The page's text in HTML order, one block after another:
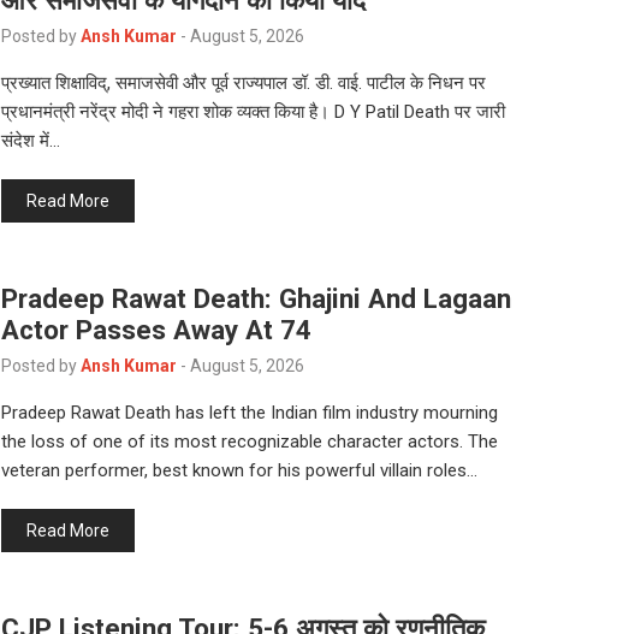
Posted byAnsh Kumar - August 5, 2026
प्रख्यात शिक्षाविद्, समाजसेवी और पूर्व राज्यपाल डॉ. डी. वाई. पाटील के निधन पर
प्रधानमंत्री नरेंद्र मोदी ने गहरा शोक व्यक्त किया है। D Y Patil Death पर जारी
संदेश में…
Read More
Pradeep Rawat Death: Ghajini And Lagaan
Actor Passes Away At 74
Posted byAnsh Kumar - August 5, 2026
Pradeep Rawat Death has left the Indian film industry mourning
the loss of one of its most recognizable character actors. The
veteran performer, best known for his powerful villain roles…
Read More